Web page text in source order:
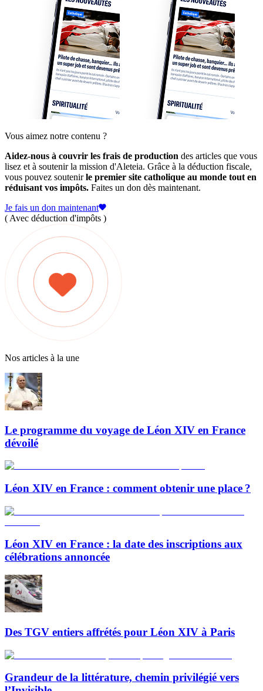
Vous aimez notre contenu ?
Aidez-nous à couvrir les frais de production des articles que vous
lisez et à soutenir la mission d'Aleteia. Grâce à la déduction fiscale,
vous pouvez soutenirle premier site catholique au monde tout en
réduisant vos impôts. Faites un don dès maintenant.
Je fais un don maintenant
( Avec déduction d'impôts )
Nos articles à la une
Le programme du voyage de Léon XIV en France
dévoilé
Léon XIV en France : comment obtenir une place ?
Léon XIV en France : la date des inscriptions aux
célébrations annoncée
Des TGV entiers affrétés pour Léon XIV à Paris
Grandeur de la littérature, chemin privilégié vers